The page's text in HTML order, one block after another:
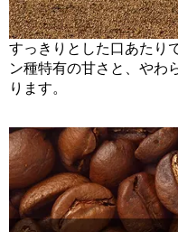
すっきりとした口あたり
ン種特有の甘さと、やわ
ります。